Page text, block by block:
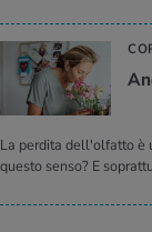
La perdita dell'olfatto è
questo senso? E